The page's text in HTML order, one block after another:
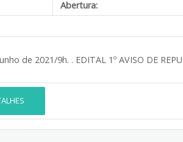
Abertura:
de 2021/9h. . EDITAL 1º AVISO DE